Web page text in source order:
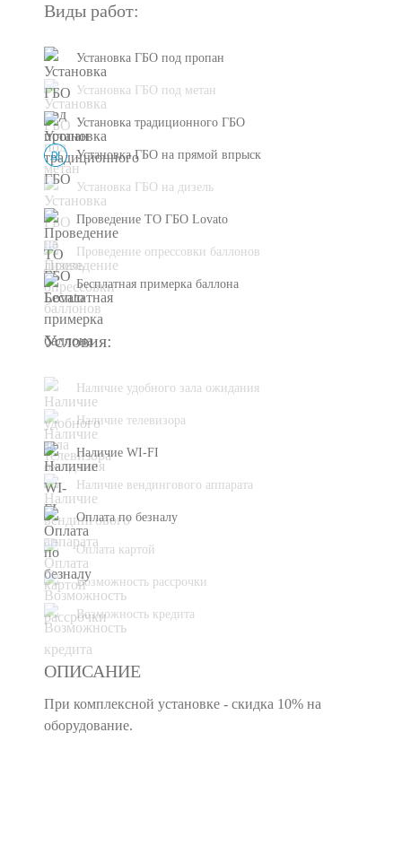
Виды работ:
Установка ГБО под пропан
Установка ГБО под метан
Установка традиционного ГБО
Установка ГБО на прямой впрыск
Установка ГБО на дизель
Проведение ТО ГБО Lovato
Проведение опрессовки баллонов
Бесплатная примерка баллона
Условия:
Наличие удобного зала ожидания
Наличие телевизора
Наличие WI-FI
Наличие вендингового аппарата
Оплата по безналу
Оплата картой
Возможность рассрочки
Возможность кредита
ОПИСАНИЕ
При комплексной установке - скидка 10% на
оборудование.